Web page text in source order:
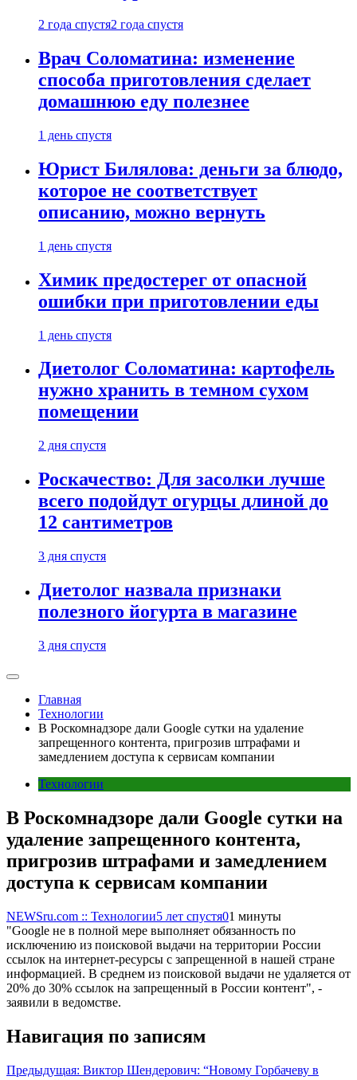
2 года спустя2 года спустя
Врач Соломатина: изменение
способа приготовления сделает
домашнюю еду полезнее
1 день спустя
Юрист Билялова: деньги за блюдо,
которое не соответствует
описанию, можно вернуть
1 день спустя
Химик предостерег от опасной
ошибки при приготовлении еды
1 день спустя
Диетолог Соломатина: картофель
нужно хранить в темном сухом
помещении
2 дня спустя
Роскачество: Для засолки лучше
всего подойдут огурцы длиной до
12 сантиметров
3 дня спустя
Диетолог назвала признаки
полезного йогурта в магазине
3 дня спустя
Главная
Технологии
В Роскомнадзоре дали Google сутки на удаление
запрещенного контента, пригрозив штрафами и
замедлением доступа к сервисам компании
Технологии
В Роскомнадзоре дали Google сутки на
удаление запрещенного контента,
пригрозив штрафами и замедлением
доступа к сервисам компании
NEWSru.com :: Технологии5 лет спустя01 минуты
"Google не в полной мере выполняет обязанность по
исключению из поисковой выдачи на территории России
ссылок на интернет-ресурсы с запрещенной в нашей стране
информацией. В среднем из поисковой выдачи не удаляется от
20% до 30% ссылок на запрещенный в России контент", -
заявили в ведомстве.
Навигация по записям
Предыдущая: Виктор Шендерович: “Новому Горбачеву в